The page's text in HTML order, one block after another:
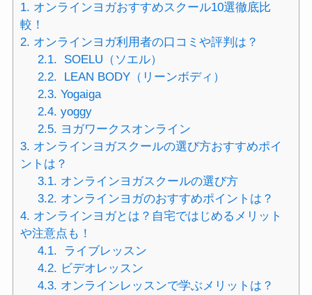
1. オンラインヨガおすすめスクール10選徹底比
較！
2. オンラインヨガ利用者の口コミや評判は？
2.1. SOELU（ソエル）
2.2. LEAN BODY（リーンボディ）
2.3. Yogaiga
2.4. yoggy
2.5. ヨガワークスオンライン
3. オンラインヨガスクールの選び方おすすめポイ
ントは？
3.1. オンラインヨガスクールの選び方
3.2. オンラインヨガのおすすめポイントは？
4. オンラインヨガとは？自宅ではじめるメリット
や注意点も！
4.1. ライブレッスン
4.2. ビデオレッスン
4.3. オンラインレッスンで学ぶメリットは？